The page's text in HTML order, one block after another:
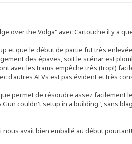
over the Volga" avec Cartouche il y a
et que le début de partie fut très
des épaves, soit le scénar est
avec les trams empêche très (trop!)
d'autres AFVs est pas évident et très
permet de résoudre assez facilement
Gun couldn't setup in a building", sans
avait bien emballé au début pourtant!